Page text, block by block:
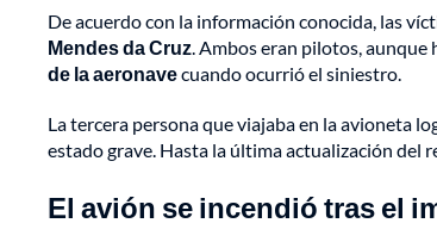
De acuerdo con la información conocida, las
Mendes da Cruz. Ambos eran pilotos, aunque
de la aeronavecuando ocurrió el siniestro.
La tercera persona que viajaba en la avioneta
estado grave. Hasta la última actualización del
El avión se incendió tras el